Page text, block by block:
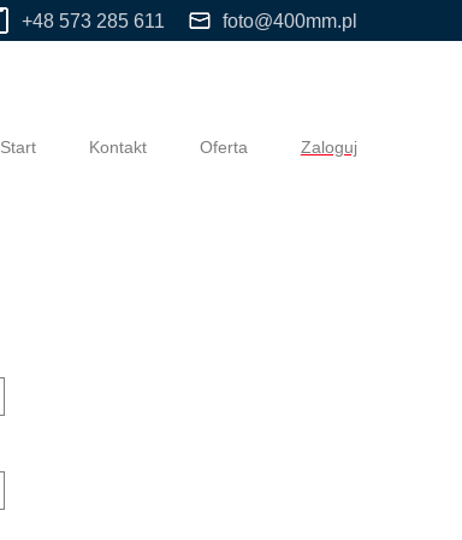
+48 573 285 611 foto@400mm.pl
Start Kontakt Oferta Zaloguj